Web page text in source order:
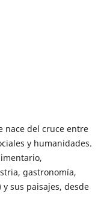
nace del cruce entre
y humanidades.
gastronomía,
sus paisajes, desde